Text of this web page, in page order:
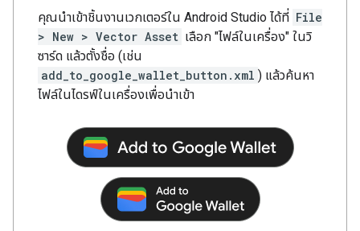
คุณนำเข้าชิ้นงานเวกเตอร์ใน Android Studio ได้ที่ File
> New > Vector Asset เลือก "ไฟล์ในเครื่อง" ในวิ
ซาร์ด แล้วตั้งชื่อ (เช่น
add_to_google_wallet_button.xml ) แล้วค้นหา
ไฟล์ในไดรฟ์ในเครื่องเพื่อนำเข้า